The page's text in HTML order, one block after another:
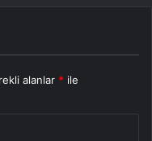
alanlar * ile